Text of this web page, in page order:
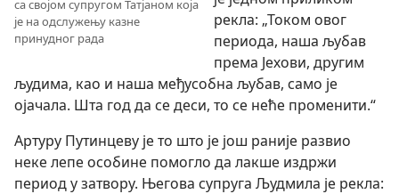
са својом супругом Татјаном која
је на одслужењу казне
принудног рада
рекла: „Током овог
периода, наша љубав
према Јехови, другим
људима, као и наша међусобна љубав, само је
ојачала. Шта год да се деси, то се неће променити.“
Артуру Путинцеву је то што је још раније развио
неке лепе особине помогло да лакше издржи
период у затвору. Његова супруга Људмила је рекла: